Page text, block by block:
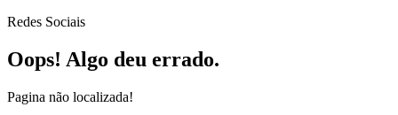
Redes Sociais
Oops! Algo deu errado.
Pagina não localizada!